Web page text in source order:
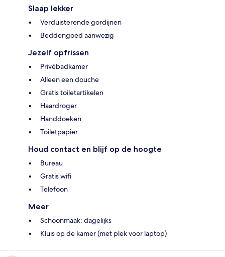
Slaap lekker
Verduisterende gordijnen
Beddengoed aanwezig
Jezelf opfrissen
Privébadkamer
Alleen een douche
Gratis toiletartikelen
Haardroger
Handdoeken
Toiletpapier
Houd contact en blijf op de hoogte
Bureau
Gratis wifi
Telefoon
Meer
Schoonmaak: dagelijks
Kluis op de kamer (met plek voor laptop)